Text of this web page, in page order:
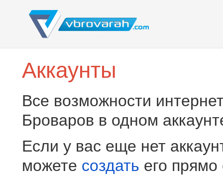
Аккаунты
Все возможности
Броваров в одном
Если у вас еще нет
можете создать его прямо